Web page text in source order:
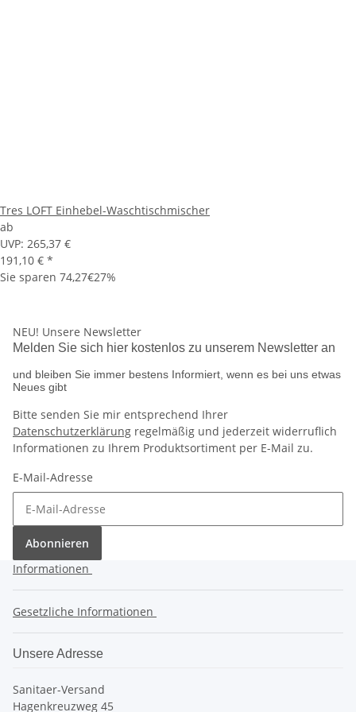
Tres LOFT Einhebel-Waschtischmischer
ab
UVP: 265,37 €
191,10 € *
Sie sparen 74,27€27%
NEU! Unsere Newsletter
Melden Sie sich hier kostenlos zu unserem Newsletter an
und bleiben Sie immer bestens Informiert, wenn es bei uns etwas
Neues gibt
Bitte senden Sie mir entsprechend Ihrer
Datenschutzerklärung regelmäßig und jederzeit widerruflich
Informationen zu Ihrem Produktsortiment per E-Mail zu.
E-Mail-Adresse
Abonnieren
Informationen
Gesetzliche Informationen
Unsere Adresse
Sanitaer-Versand
Hagenkreuzweg 45